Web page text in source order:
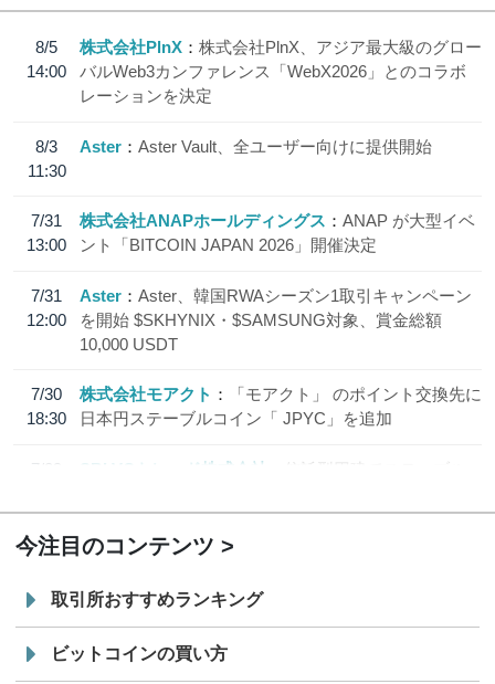
8/5
14:00
株式会社PlnX
株式会社PlnX、アジア最大級のグロー
バルWeb3カンファレンス「WebX2026」とのコラボ
レーションを決定
8/3
11:30
Aster Aster Vault、全ユーザー向けに提供開始
7/31
13:00
株式会社ANAPホールディングス
ANAP が大型イベ
ント「BITCOIN JAPAN 2026」開催決定
7/31
12:00
Aster
Aster、韓国RWAシーズン1取引キャンペーン
を開始 $SKHYNIX・$SAMSUNG対象、賞金総額
10,000 USDT
7/30
18:30
株式会社モアクト
「モアクト」 のポイント交換先に
日本円ステーブルコイン「 JPYC」を追加
7/29
SBI VCトレード株式会社
信託型円建てステーブル
今注目のコンテンツ
取引所おすすめランキング
ビットコインの買い方